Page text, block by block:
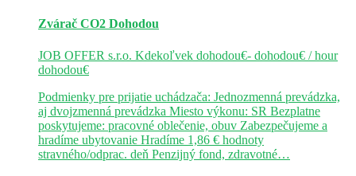
Zvárač CO2 Dohodou
JOB OFFER s.r.o. Kdekoľvek dohodou€- dohodou€ / hour
dohodou€
Podmienky pre prijatie uchádzača: Jednozmenná prevádzka,
aj dvojzmenná prevádzka Miesto výkonu: SR Bezplatne
poskytujeme: pracovné oblečenie, obuv Zabezpečujeme a
hradíme ubytovanie Hradíme 1,86 € hodnoty
stravného/odprac. deň Penzijný fond, zdravotné…